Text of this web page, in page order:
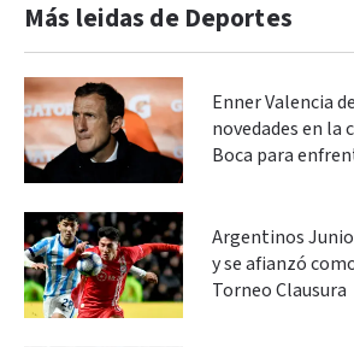
Más leidas de Deportes
Enner Valencia
novedades en la
Boca para
Argentinos
y se afianzó
Torneo Clausura